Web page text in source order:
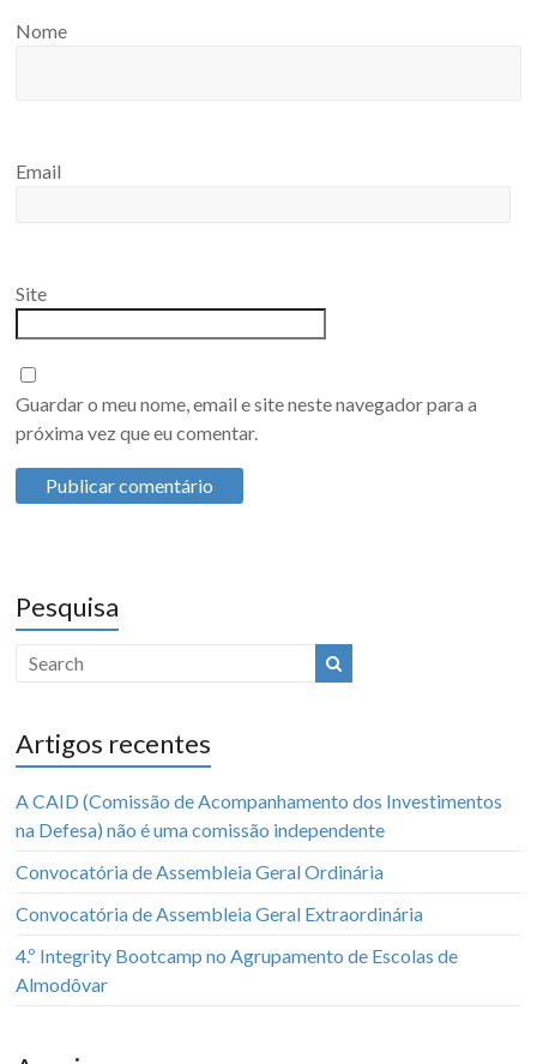
Nome
Email
Site
Guardar o meu nome, email e site neste navegador para a
próxima vez que eu comentar.
Pesquisa
Artigos recentes
A CAID (Comissão de Acompanhamento dos Investimentos
na Defesa) não é uma comissão independente
Convocatória de Assembleia Geral Ordinária
Convocatória de Assembleia Geral Extraordinária
4.º Integrity Bootcamp no Agrupamento de Escolas de
Almodôvar